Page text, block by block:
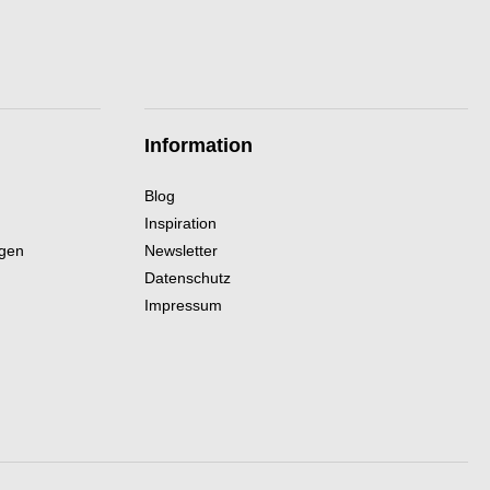
Information
Blog
Inspiration
Newsletter
Datenschutz
Impressum